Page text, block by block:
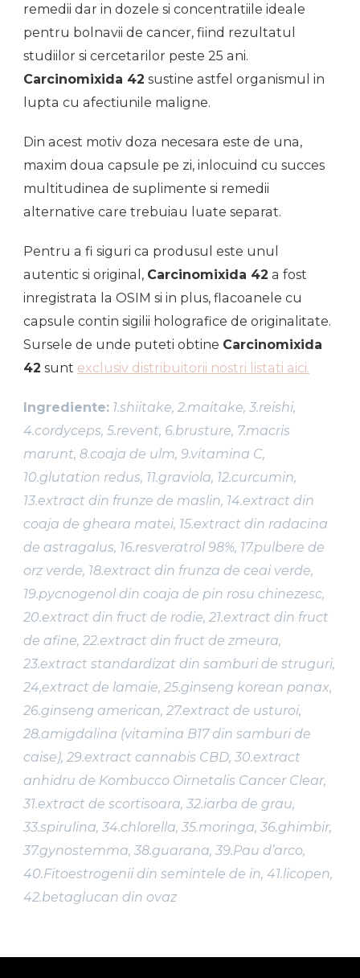
remedii dar in dozele si concentratiile ideale
pentru bolnavii de cancer, fiind rezultatul
studiilor si cercetarilor peste 25 ani.
Carcinomixida 42 sustine astfel organismul in
lupta cu afectiunile maligne.
Din acest motiv doza necesara este de una,
maxim doua capsule pe zi, inlocuind cu succes
multitudinea de suplimente si remedii
alternative care trebuiau luate separat.
Pentru a fi siguri ca produsul este unul
autentic si original, Carcinomixida 42 a fost
inregistrata la OSIM si in plus, flacoanele cu
capsule contin sigilii holografice de originalitate.
Sursele de unde puteti obtine Carcinomixida
42 sunt exclusiv distribuitorii nostri listati aici.
Ingrediente: 1.shiitake, 2.maitake, 3.reishi,
4.cordyceps, 5.revent, 6.brusture, 7.macris
marunt, 8.coaja de ulm, 9.vitamina C,
10.glutation redus, 11.graviola, 12.curcumin,
13.extract din frunze de maslin, 14.extract din
coaja de gheara matei, 15.extract din radacina
de astragalus, 16.resveratrol 98%, 17.pulbere de
orz verde, 18.extract din frunza de ceai verde,
19.pycnogenol din coaja de pin rosu chinezesc,
20.extract din fruct de rodie, 21.extract din fruct
de afine, 22.extract din fruct de zmeura,
23.extract standardizat din samburi de struguri,
24,extract de lamaie, 25.ginseng korean panax,
26.ginseng american, 27.extract de usturoi,
28.amigdalina (vitamina B17 din samburi de
caise), 29.extract cannabis CBD, 30.extract
anhidru de Kombucco Oirnetalis Cancer Clear,
31.extract de scortisoara, 32.iarba de grau,
33.spirulina, 34.chlorella, 35.moringa, 36.ghimbir,
37.gynostemma, 38.guarana, 39.Pau d’arco,
40.Fitoestrogenii din semintele de in, 41.licopen,
42.betaglucan din ovaz